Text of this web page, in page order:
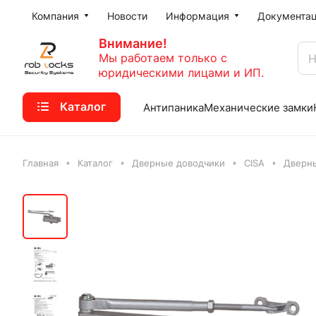
Компания Новости Информация
Внимание!
Мы работаем только с
юридическими лицами и ИП.
Каталог АнтипаникаМеханические замки
Главная Каталог Дверные доводчики CISA